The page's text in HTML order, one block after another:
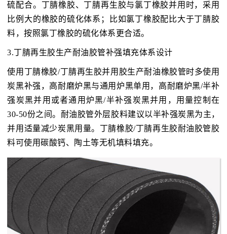
硫配合。丁腈橡胶、丁腈再生胶与氯丁橡胶并用时，采用
比例大的橡胶的硫化体系；比如氯丁橡胶配比大于丁腈胶
料，按照氯丁橡胶的硫化体系更合适。
3.丁腈再生胶生产耐油胶管补强填充体系设计
使用丁腈橡胶/丁腈再生胶并用胶生产耐油橡胶管时多使用
炭黑补强，高耐磨炉黑与通用炉黑单用，高耐磨炉黑/半补
强炭黑并用或者通用炉黑/半补强炭黑并用，用量控制在
30-50份之间。耐油胶管外层胶料建议以半补强炭黑为主，
并用适量减少炭黑用量。丁腈橡胶/丁腈再生胶耐油胶管胶
料可使用碳酸钙、陶土等无机填料填充。